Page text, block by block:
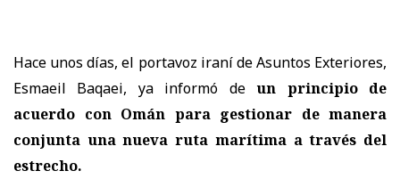
Hace unos días, el portavoz iraní de Asuntos Exteriores,
Esmaeil Baqaei, ya informó deun principio de
acuerdo con Omán para gestionar de manera
conjunta una nueva ruta marítima a través del
estrecho.